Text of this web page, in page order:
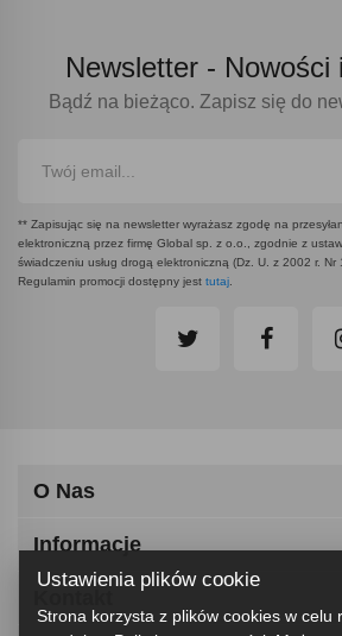
Newsletter - Nowości
Bądź na bieżąco. Zapisz się do
** Zapisując się na newsletter wyrażasz zgodę na
elektroniczną przez firmę Global sp. z o.o., zgodnie z
świadczeniu usług drogą elektroniczną (Dz. U. z 2002 r.
Regulamin promocji dostępny jest tutaj.
O Nas
Informacje
Ustawienia plików cookie
Strona korzysta z plików cookies w celu